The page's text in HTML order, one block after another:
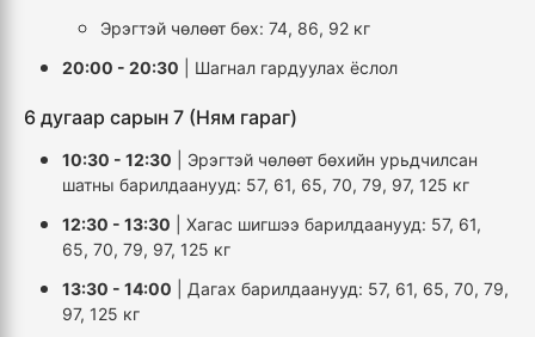
Эрэгтэй чөлөөт бөх: 74, 86, 92 кг
20:00 - 20:30 | Шагнал гардуулах ёслол
6 дугаар сарын 7 (Ням гараг)
10:30 - 12:30 | Эрэгтэй чөлөөт бөхийн урьдчилсан
шатны барилдаанууд: 57, 61, 65, 70, 79, 97, 125 кг
12:30 - 13:30 | Хагас шигшээ барилдаанууд: 57, 61,
65, 70, 79, 97, 125 кг
13:30 - 14:00 | Дагах барилдаанууд: 57, 61, 65, 70, 79,
97, 125 кг